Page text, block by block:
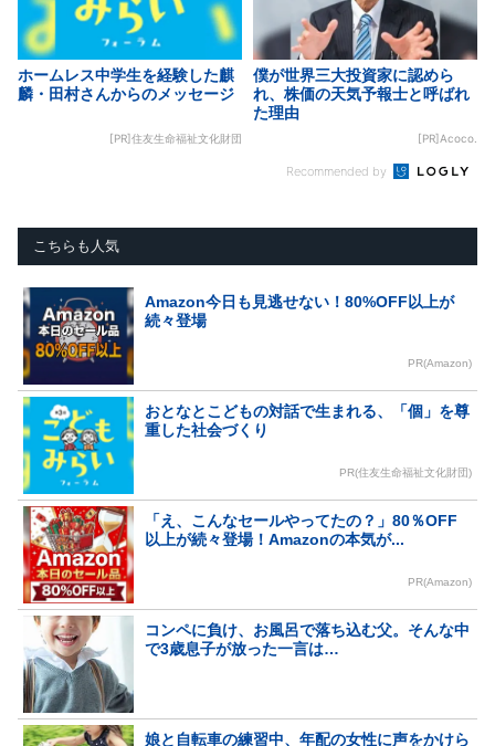
ホームレス中学生を経験した麒
麟・田村さんからのメッセージ
[PR]住友生命福祉文化財団
僕が世界三大投資家に認めら
れ、株価の天気予報士と呼ばれ
た理由
[PR]Acoco.
Recommended by
こちらも人気
Amazon今日も見逃せない！80%OFF以上が
続々登場
PR(Amazon)
おとなとこどもの対話で生まれる、「個」を尊
重した社会づくり
PR(住友生命福祉文化財団)
「え、こんなセールやってたの？」80％OFF
以上が続々登場！Amazonの本気が...
PR(Amazon)
コンペに負け、お風呂で落ち込む父。そんな中
で3歳息子が放った一言は…
娘と自転車の練習中、年配の女性に声をかけら